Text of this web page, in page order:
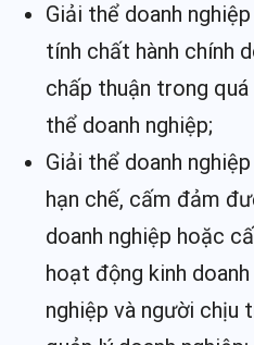
Giải thể doanh
tính chất hành chính
chấp thuận trong
thể doanh nghiệp;
Giải thể doanh
hạn chế, cấm đảm
doanh nghiệp hoặc
hoạt động kinh
nghiệp và người chịu